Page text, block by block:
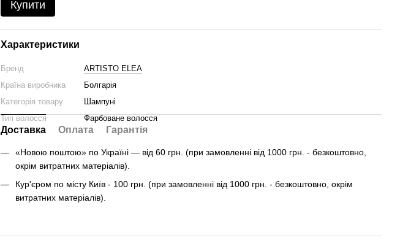
Купити
Характеристики
Бренд
ARTISTO ELEA
Країна виробника
Болгарія
Категорія товару
Шампуні
Тип волосся
Фарбоване волосся
Доставка Оплата Гарантія
«Новою поштою» по Україні — від 60 грн. (при замовленні від 1000 грн. - безкоштовно,
окрім витратних матеріалів).
Кур'єром по місту Київ - 100 грн. (при замовленні від 1000 грн. - безкоштовно, окрім
витратних матеріалів).